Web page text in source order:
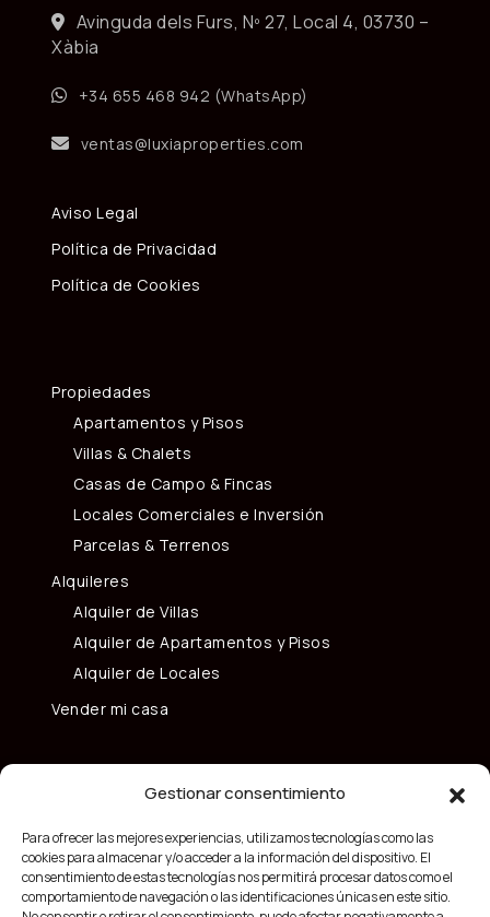
Gestionar consentimiento
Para ofrecer las mejores experiencias, utilizamos tecnologías como las
cookies para almacenar y/o acceder a la información del dispositivo. El
consentimiento de estas tecnologías nos permitirá procesar datos como el
comportamiento de navegación o las identificaciones únicas en este sitio.
Avinguda dels Furs, Nº 27, Local 4, 03730 –
Xàbia
+34 655 468 942 (WhatsApp)
ventas@luxiaproperties.com
Aviso Legal
Política de Privacidad
Política de Cookies
Propiedades
Apartamentos y Pisos
Villas & Chalets
Casas de Campo & Fincas
Locales Comerciales e Inversión
Parcelas & Terrenos
Alquileres
Alquiler de Villas
Alquiler de Apartamentos y Pisos
Alquiler de Locales
Vender mi casa